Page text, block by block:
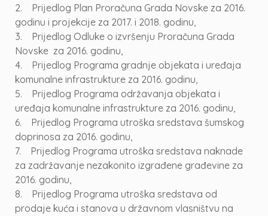
2. Prijedlog Plan Proračuna Grada Novske za 2016.
godinu i projekcije za 2017. i 2018. godinu,
3. Prijedlog Odluke o izvršenju Proračuna Grada
Novske za 2016. godinu,
4. Prijedlog Programa gradnje objekata i uređaja
komunalne infrastrukture za 2016. godinu,
5. Prijedlog Programa održavanja objekata i
uređaja komunalne infrastrukture za 2016. godinu,
6. Prijedlog Programa utroška sredstava šumskog
doprinosa za 2016. godinu,
7. Prijedlog Programa utroška sredstava naknade
za zadržavanje nezakonito izgrađene građevine za
2016. godinu,
8. Prijedlog Programa utroška sredstava od
prodaje kuća i stanova u državnom vlasništvu na